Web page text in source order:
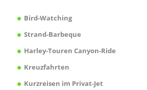
Bird-Watching
Strand-Barbeque
Harley-Touren Canyon-Ride
Kreuzfahrten
Kurzreisen im Privat-Jet